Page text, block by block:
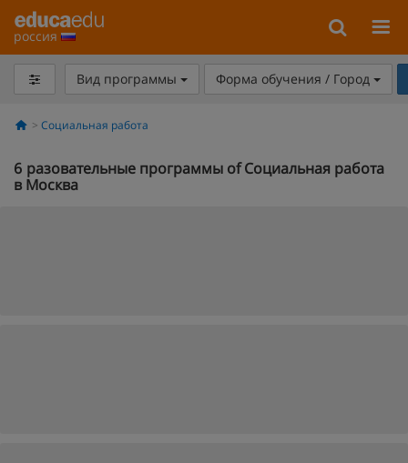
россия
Вид программы Форма обучения / Город
Социальная работа
6 разовательные программы of Социальная работа
в Москва